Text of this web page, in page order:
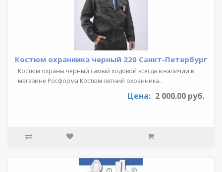
Костюм охранника черный 220 Санкт-Петербург
Костюм охраны черный самый ходовой всегда в наличии в
магазине Росформа Костюм летний охранника..
Цена: 2 000.00 руб.